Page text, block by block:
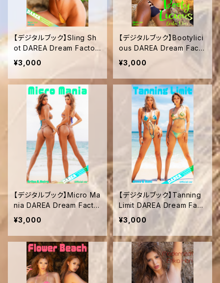
【デジタルブック】Sling Sh
ot DAREA Dream Factor
y Magazine
¥3,000
【デジタルブック】Bootylici
ous DAREA Dream Facto
ry Magazine
¥3,000
【デジタルブック】Micro Ma
nia DAREA Dream Facto
ry Magazine
¥3,000
【デジタルブック】Tanning
Limit DAREA Dream Fact
ory Magazine
¥3,000